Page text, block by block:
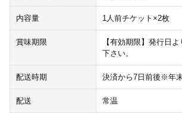
内容量 1人前チケット×2枚
賞味期限
【有効期限】発行日
下さい。
配送時期 決済から7日前後※年
配送 常温